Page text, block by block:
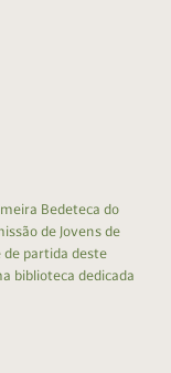
Bedeteca do
de Jovens de
de partida deste
biblioteca dedicada